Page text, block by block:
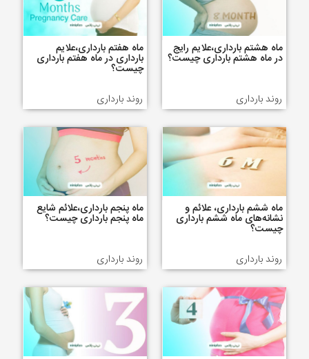
ماه هشتم بارداری،علایم رایج
در ماه هشتم بارداری چیست؟
روند بارداری
ماه هفتم بارداری،علایم
بارداری در ماه هفتم بارداری
چیست؟
روند بارداری
ماه ششم بارداری، علائم و
نشانه‌های ماه ششم بارداری
چیست؟
روند بارداری
ماه پنجم بارداری،علائم شایع
ماه پنجم بارداری چیست؟
روند بارداری